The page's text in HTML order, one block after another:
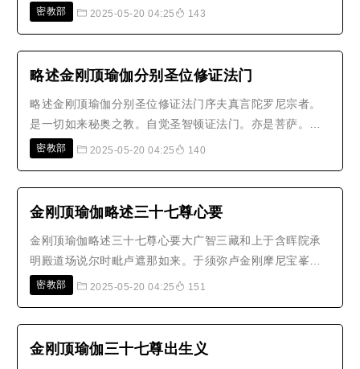
三藏沙门不空奉 诏译金刚顶经瑜伽有十万偈十八会，初会
有六曼茶罗，所谓金刚界大曼茶..
密教部 2025-05-20 04:25 143
略述金刚顶瑜伽分别圣位修证法门
略述金刚顶瑜伽分别圣位修证法门序夫真言陀罗尼宗者。
是一切如来秘奥之教。自觉圣智顿证法门。亦是菩萨。具
受净戒无量威仪。入一切如来海会坛。受菩萨职位。超过
障。念念消融。证佛四种身。谓自性身..
密教部 2025-05-20 04:25 140
金刚顶瑜伽略述三十七尊心要
金刚顶瑜伽略述三十七尊心要大广智三藏和上于含晖院承
明殿道场说尔时毗卢遮那如来。于须弥卢金刚摩尼宝峯楼
阁。至已。金刚界如来。以一切如来加持。于一切如来狮
业不空成就如来。一切如来加持自..
密教部 2025-05-20 04:25 151
金刚顶瑜伽三十七尊出生义